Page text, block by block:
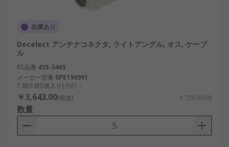
在庫あり
Decelect アンテナコネクタ, ライトアングル, オス, ケーブ
ル
RS品番 435-3465
メーカー型番 SPE190991
1 袋(1袋5個入り) 小計：
￥3,643.00(税抜) ￥728.60/個
数量